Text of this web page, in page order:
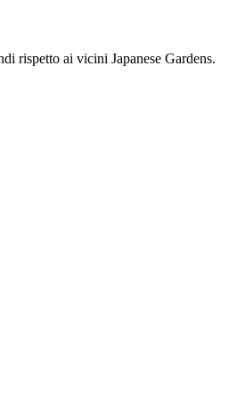
rispetto ai vicini Japanese Gardens.